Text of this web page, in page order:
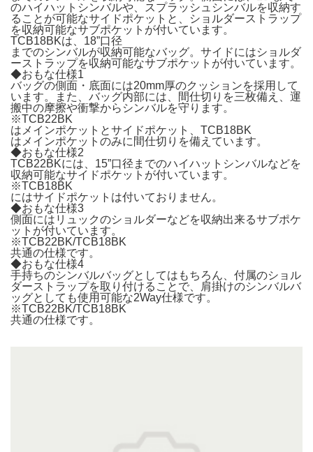
のハイハットシンバルや、スプラッシュシンバルを収納す
ることが可能なサイドポケットと、ショルダーストラップ
を収納可能なサブポケットが付いています。
TCB18BKは、18”口径
までのシンバルが収納可能なバッグ。サイドにはショルダ
ーストラップを収納可能なサブポケットが付いています。
◆おもな仕様1
バッグの側面・底面には20mm厚のクッションを採用して
います。また、バッグ内部には、間仕切りを三枚備え、運
搬中の摩擦や衝撃からシンバルを守ります。
※TCB22BK
はメインポケットとサイドポケット、TCB18BK
はメインポケットのみに間仕切りを備えています。
◆おもな仕様2
TCB22BKには、15”口径までのハイハットシンバルなどを
収納可能なサイドポケットが付いています。
※TCB18BK
にはサイドポケットは付いておりません。
◆おもな仕様3
側面にはリュックのショルダーなどを収納出来るサブポケ
ットが付いています。
※TCB22BK/TCB18BK
共通の仕様です。
◆おもな仕様4
手持ちのシンバルバッグとしてはもちろん、付属のショル
ダーストラップを取り付けることで、肩掛けのシンバルバ
ッグとしても使用可能な2Way仕様です。
※TCB22BK/TCB18BK
共通の仕様です。